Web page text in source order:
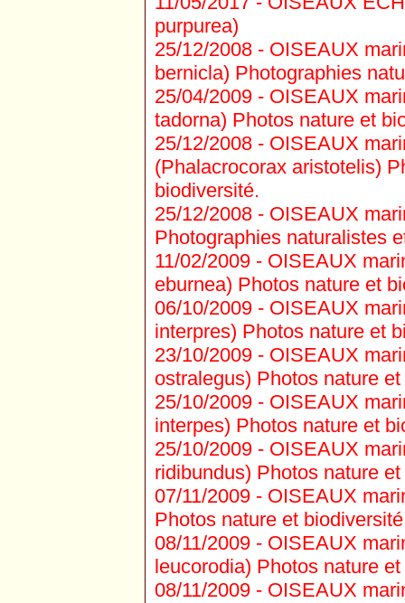
purpurea)
25/12/2008 - OISEAUX
bernicla) Photographies
25/04/2009 - OISEAUX
tadorna) Photos nature et
25/12/2008 - OISEAUX
(Phalacrocorax aristotelis)
biodiversité.
25/12/2008 - OISEAUX
Photographies naturalistes
11/02/2009 - OISEAUX
eburnea) Photos nature et
06/10/2009 - OISEAUX
interpres) Photos nature et
23/10/2009 - OISEAUX
ostralegus) Photos nature
25/10/2009 - OISEAUX
interpes) Photos nature et
25/10/2009 - OISEAUX
ridibundus) Photos nature
07/11/2009 - OISEAUX
Photos nature et
08/11/2009 - OISEAUX
leucorodia) Photos nature
08/11/2009 - OISEAUX